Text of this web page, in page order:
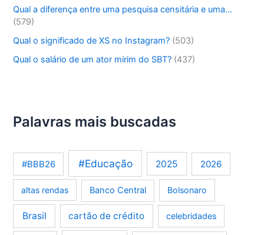
Qual a diferença entre uma pesquisa censitária e uma…
(579)
Qual o significado de XS no Instagram? (503)
Qual o salário de um ator mirim do SBT? (437)
Palavras mais buscadas
#BBB26 #Educação 2025 2026
altas rendas Banco Central Bolsonaro
Brasil cartão de crédito celebridades